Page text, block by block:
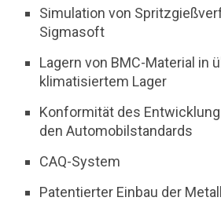
Simulation von
Sigmasoft
Lagern von BMC-Material in
klimatisiertem Lager
Konformität des
den Automobilstandards
CAQ-System
Patentierter Einbau der